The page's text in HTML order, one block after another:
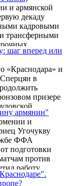
и армянской
декаду
кадровыми
трансферными
а также
на
шаг вперед или
«Краснодара» и
в
призере
—
практически
контракта
армянин"
и
Угочукву
ФФА
подготовки
против
работу
а также